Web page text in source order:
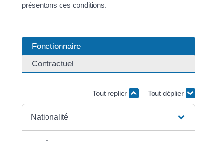
présentons ces conditions.
Fonctionnaire
Contractuel
Tout replier Tout déplier
Nationalité